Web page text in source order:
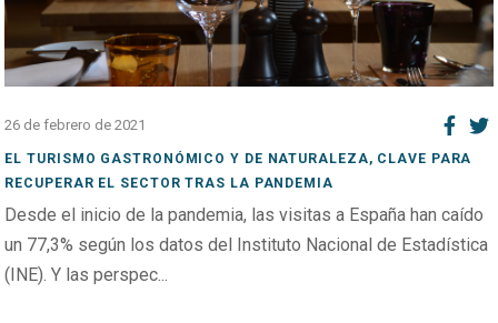
26 de febrero de 2021
EL TURISMO GASTRONÓMICO Y DE NATURALEZA, CLAVE PARA
RECUPERAR EL SECTOR TRAS LA PANDEMIA
Desde el inicio de la pandemia, las visitas a España han caído
un 77,3% según los datos del Instituto Nacional de Estadística
(INE). Y las perspec...